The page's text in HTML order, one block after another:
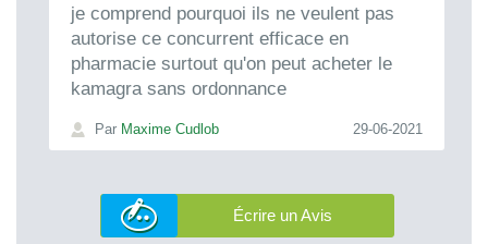
je comprend pourquoi ils ne veulent pas
autorise ce concurrent efficace en
pharmacie surtout qu'on peut acheter le
kamagra sans ordonnance
Par Maxime Cudlob 29-06-2021
Écrire un Avis